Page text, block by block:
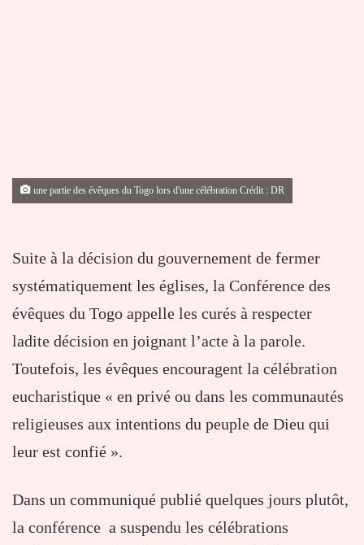
une partie des évêques du Togo lors d'une célébration Crédit : DR
Suite à la décision du gouvernement de fermer
systématiquement les églises, la Conférence des
évêques du Togo appelle les curés à respecter
ladite décision en joignant l’acte à la parole.
Toutefois, les évêques encouragent la célébration
eucharistique « en privé ou dans les communautés
religieuses aux intentions du peuple de Dieu qui
leur est confié ».
Dans un communiqué publié quelques jours plutôt,
la conférence a suspendu les célébrations